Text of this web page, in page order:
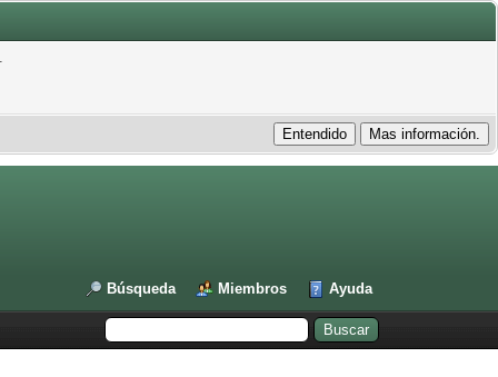
Búsqueda Miembros Ayuda